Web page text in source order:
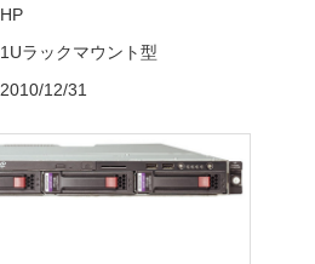
HP
1Uラックマウント型
2010/12/31